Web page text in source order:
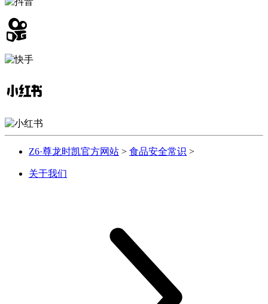
Z6·尊龙时凯官方网站 > 食品安全常识 >
关于我们